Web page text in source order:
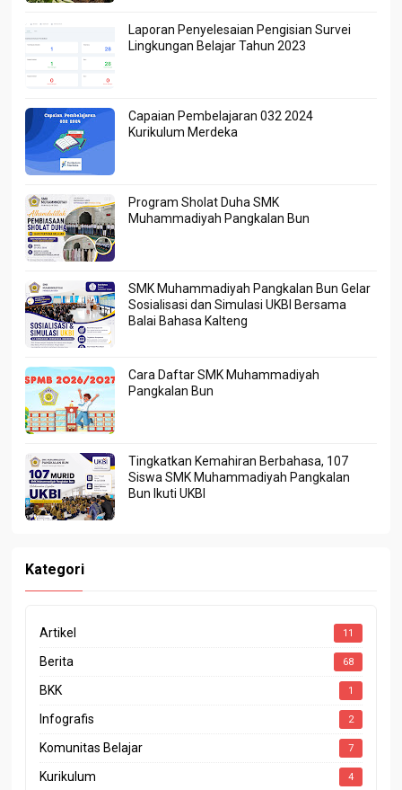
Laporan Penyelesaian Pengisian Survei
Lingkungan Belajar Tahun 2023
Capaian Pembelajaran 032 2024
Kurikulum Merdeka
Program Sholat Duha SMK
Muhammadiyah Pangkalan Bun
SMK Muhammadiyah Pangkalan Bun Gelar
Sosialisasi dan Simulasi UKBI Bersama
Balai Bahasa Kalteng
Cara Daftar SMK Muhammadiyah
Pangkalan Bun
Tingkatkan Kemahiran Berbahasa, 107
Siswa SMK Muhammadiyah Pangkalan
Bun Ikuti UKBI
Kategori
Artikel 11
Berita 68
BKK 1
Infografis 2
Komunitas Belajar 7
Kurikulum 4